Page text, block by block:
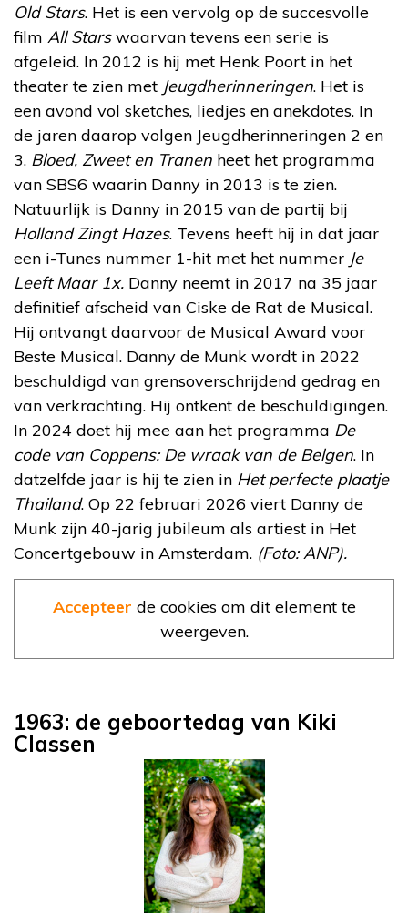
Old Stars. Het is een vervolg op de succesvolle
film All Starswaarvan tevens een serie is
afgeleid. In 2012 is hij met Henk Poort in het
theater te zien met Jeugdherinneringen. Het is
een avond vol sketches, liedjes en anekdotes. In
de jaren daarop volgen Jeugdherinneringen 2 en
3. Bloed, Zweet en Tranen heet het programma
van SBS6 waarin Danny in 2013 is te zien.
Natuurlijk is Danny in 2015 van de partij bij
Holland Zingt Hazes. Tevens heeft hij in dat jaar
een i-Tunes nummer 1-hit met het nummer Je
Leeft Maar 1x. Danny neemt in 2017 na 35 jaar
definitief afscheid van Ciske de Rat de Musical.
Hij ontvangt daarvoor de Musical Award voor
Beste Musical. Danny de Munk wordt in 2022
beschuldigd van grensoverschrijdend gedrag en
van verkrachting. Hij ontkent de beschuldigingen.
In 2024 doet hij mee aan het programma De
code van Coppens: De wraak van de Belgen. In
datzelfde jaar is hij te zien in Het perfecte plaatje
Thailand. Op 22 februari 2026 viert Danny de
Munk zijn 40-jarig jubileum als artiest in Het
Concertgebouw in Amsterdam. (Foto: ANP).
Accepteer de cookies om dit element te
weergeven.
1963: de geboortedag van Kiki
Classen